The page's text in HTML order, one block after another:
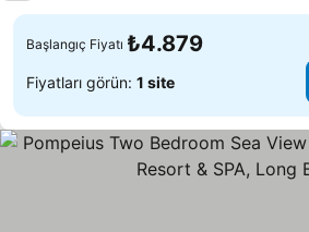
Başlangıç Fiyatı ₺4.879
Fiyatları görün: 1 site